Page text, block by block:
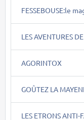
FESSEBOUSE:le
LES AVENTURES
AGORINTOX
GOÛTEZ LA
LES ETRONS ANTI-